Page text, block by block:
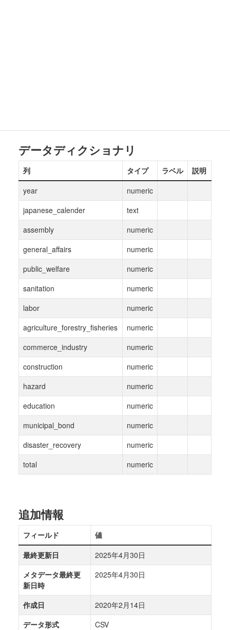
データディクショナリ
列 タイプ ラベル
説明
year
numeric
japanese_calender
text
assembly
numeric
general_affairs
numeric
public_welfare
numeric
sanitation
numeric
labor
numeric
agriculture_forestry_fisheries
numeric
commerce_industry
numeric
construction
numeric
hazard
numeric
education
numeric
municipal_bond
numeric
disaster_recovery
numeric
total
numeric
追加情報
フィールド
値
最終更新日
2025年4月30日
メタデータ最終更
新日時
2025年4月30日
作成日
2020年2月14日
データ形式
CSV